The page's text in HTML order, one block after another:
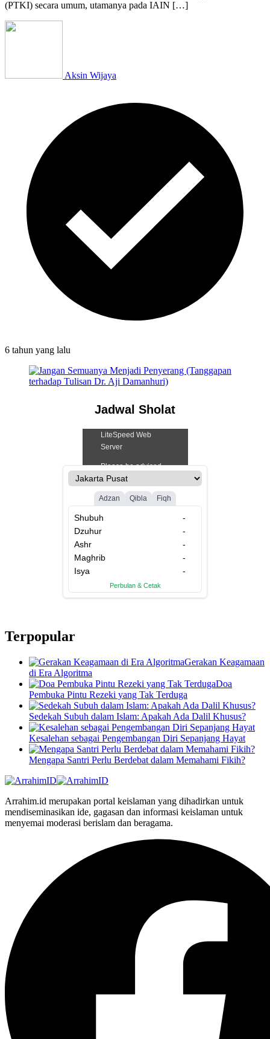
(PTKI) secara umum, utamanya pada IAIN […]
Aksin Wijaya
6 tahun yang lalu
Jadwal Sholat
Terpopular
Gerakan Keagamaan
di Era Algoritma
Doa
Pembuka Pintu Rezeki yang Tak Terduga
Sedekah Subuh dalam Islam: Apakah Ada Dalil Khusus?
Kesalehan sebagai Pengembangan Diri Sepanjang Hayat
Mengapa Santri Perlu Berdebat dalam Memahami Fikih?
Arrahim.id merupakan portal keislaman yang dihadirkan untuk
mendiseminasikan ide, gagasan dan informasi keislaman untuk
menyemai moderasi berislam dan beragama.